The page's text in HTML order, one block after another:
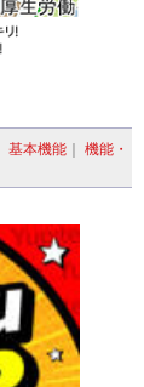
基本機能 ｜ 機能・